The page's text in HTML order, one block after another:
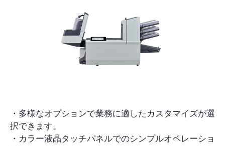
・多様なオプションで業務に適したカスタマイズが選
択できます。
・カラー液晶タッチパネルでのシンプルオペレーショ